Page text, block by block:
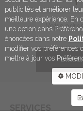
publicités et améliorer
meilleure expérience. En
une option dans
énoncées dans notre
modifier vos préférences
mettre à jour vos